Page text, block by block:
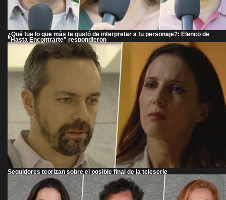
¿Qué fue lo que más te gustó de interpretar a tu personaje?: Elenco de
"Hasta Encontrarte" respondieron
Seguidores teorizan sobre el posible final de la teleserie